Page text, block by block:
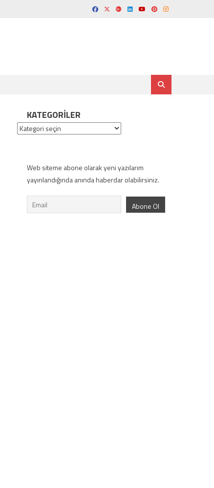
KATEGORILER
Kategoriler
Web siteme abone olarak yeni yazılarım
yayınlandığında anında haberdar olabilirsiniz.